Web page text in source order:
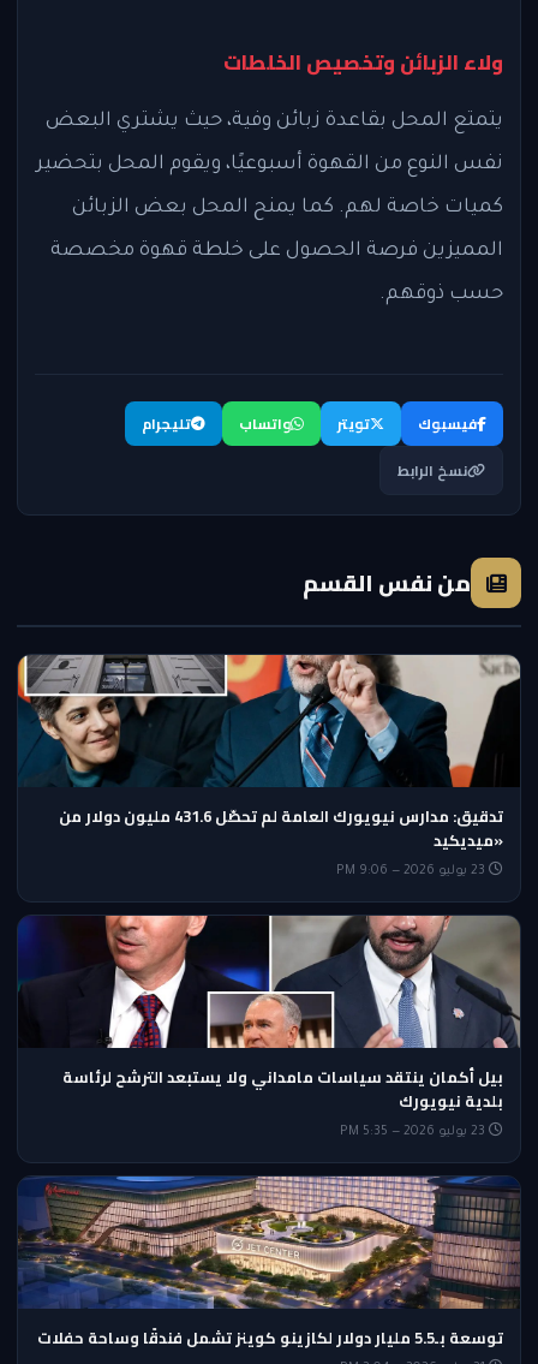
ولاء الزبائن وتخصيص الخلطات
يتمتع المحل بقاعدة زبائن وفية، حيث يشتري البعض
نفس النوع من القهوة أسبوعيًا، ويقوم المحل بتحضير
كميات خاصة لهم. كما يمنح المحل بعض الزبائن
المميزين فرصة الحصول على خلطة قهوة مخصصة
حسب ذوقهم.
فيسبوك تويتر واتساب
تليجرام
نسخ الرابط
من نفس القسم
تدقيق: مدارس نيويورك العامة لم تحصّل 431.6 مليون دولار من
«ميديكيد
بيل أكمان ينتقد سياسات مامداني ولا يستبعد الترشح لرئاسة
بلدية نيويورك
توسعة بـ5.5 مليار دولار لكازينو كوينز تشمل فندقًا وساحة حفلات